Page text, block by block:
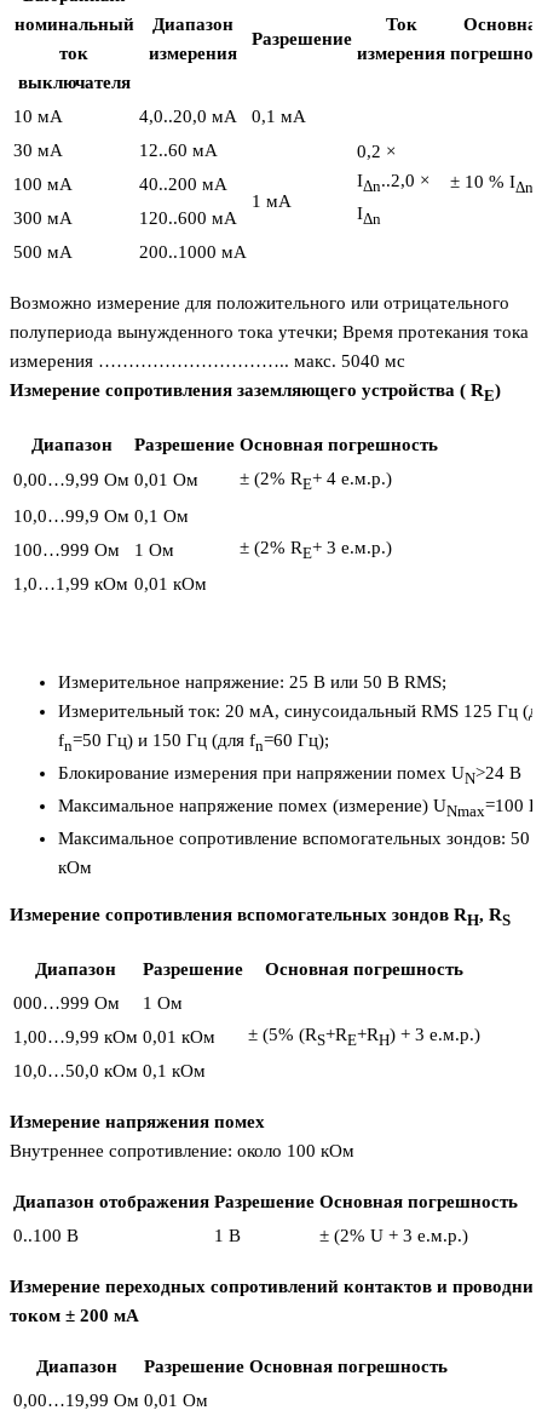
номинальный
ток
выключателя
Диапазон
измерения
Разрешение
Ток
измерения
10 мA 4,0..20,0 мA
0,1 мA
0,2 ×
IΔn..2,0 ×
IΔn
± 10 % IΔn
30 мA 12..60 мA
1 мA
100 мA
40..200 мA
300 мA
120..600 мA
500 мA
200..1000 мA
Возможно измерение для положительного или отрицательного
полупериода вынужденного тока утечки; Время протекания тока
измерения ………………………….. макс. 5040 мс
Измерение сопротивления заземляющего устройства ( RE)
Диапазон Разрешение Основная погрешность
0,00…9,99 Ом 0,01 Ом ± (2% RE+ 4 е.м.р.)
10,0…99,9 Ом 0,1 Ом
± (2% RE+ 3 е.м.р.)
100…999 Ом
1 Ом
1,0…1,99 кОм 0,01 кОм
Измерительное напряжение: 25 В или 50 В RMS;
Измерительный ток: 20 мA, синусоидальный RMS 125 Гц
fn=50 Гц) и 150 Гц (для fn=60 Гц);
Блокирование измерения при напряжении помех UN>24 В
Максимальное напряжение помех (измерение) UNmax=100 В
Максимальное сопротивление вспомогательных зондов: 50
кОм
Измерение сопротивления вспомогательных зондов RH, RS
Диапазон Разрешение
Основная погрешность
000…999 Ом
1 Ом
± (5% (RS+RE+RH) + 3 е.м.р.)
1,00…9,99 кОм 0,01 кОм
10,0…50,0 кОм 0,1 кОм
Измерение напряжения помех
Внутреннее сопротивление: около 100 кОм
Диапазон отображения Разрешение Основная погрешность
0..100 В
1 В ± (2% U + 3 е.м.р.)
Измерение переходных сопротивлений контактов и
током ± 200 мA
Диапазон Разрешение Основная погрешность
0,00…19,99 Ом 0,01 Ом